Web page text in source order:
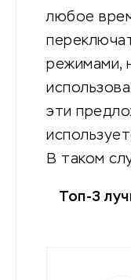
любое
режимами,
эти
В таком
Топ-3